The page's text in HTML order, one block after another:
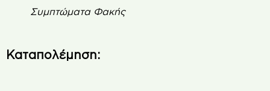
Συμπτώματα Φακής
Καταπολέµηση: